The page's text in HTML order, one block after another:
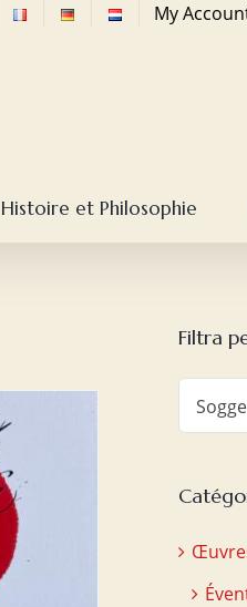
My
Histoire et Philosophie
Filtra